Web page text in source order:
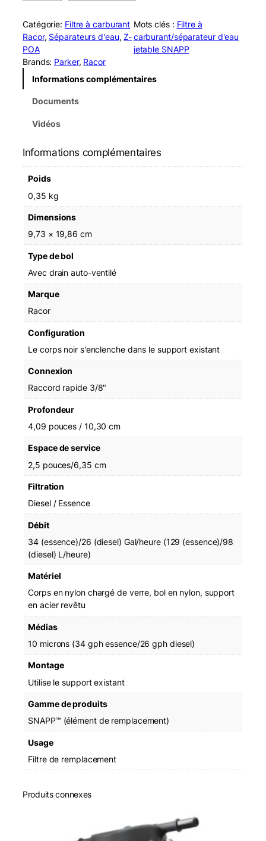
a
n
t
i
t
o
r
3
7
S
p
Catégorie: Filtre à carburant
Racor, Séparateurs d'eau, Z-
POA
Mots clés : Filtre à
carburant/séparateur d'eau
jetable SNAPP
Brands: Parker, Racor
Informations complémentaires
Documents
Vidéos
Informations complémentaires
Poids
0,35 kg
Dimensions
9,73 × 19,86 cm
Type de bol
Avec drain auto-ventilé
Marque
Racor
Configuration
Le corps noir s'enclenche dans le support existant
Connexion
Raccord rapide 3/8"
Profondeur
4,09 pouces / 10,30 cm
Espace de service
2,5 pouces/6,35 cm
Filtration
Diesel / Essence
Débit
34 (essence)/26 (diesel) Gal/heure (129 (essence)/98
(diesel) L/heure)
Matériel
Corps en nylon chargé de verre, bol en nylon, support
en acier revêtu
Médias
10 microns (34 gph essence/26 gph diesel)
Montage
Utilise le support existant
Gamme de produits
SNAPP™ (élément de remplacement)
Usage
Filtre de remplacement
Produits connexes